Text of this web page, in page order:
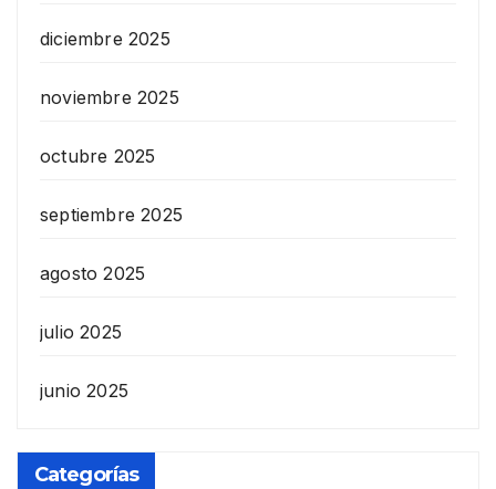
diciembre 2025
noviembre 2025
octubre 2025
septiembre 2025
agosto 2025
julio 2025
junio 2025
Categorías